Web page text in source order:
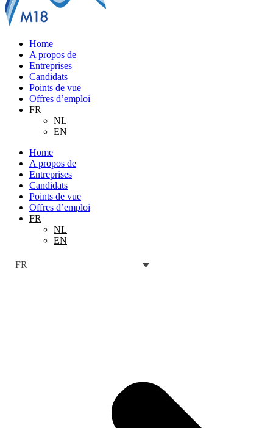
Home
A propos de
Entreprises
Candidats
Points de vue
Offres d’emploi
FR
NL
EN
Home
A propos de
Entreprises
Candidats
Points de vue
Offres d’emploi
FR
NL
EN
FR